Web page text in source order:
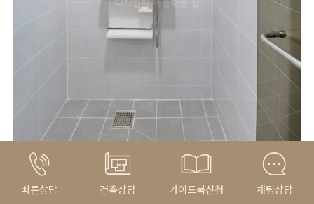
빠른상담 건축상담 가이드북신청 채팅상담